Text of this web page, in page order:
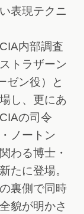
表現テクニ
内部調査
トラザーン
ゼン役）と
し、更にあ
の司令
ノートン
わる博士・
たに登場。
裏側で同時
貌が明かさ